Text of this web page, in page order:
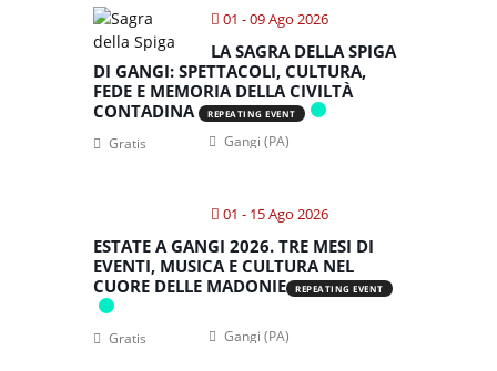
01 - 09 Ago 2026
LA SAGRA DELLA SPIGA
DI GANGI: SPETTACOLI, CULTURA,
FEDE E MEMORIA DELLA CIVILTÀ
CONTADINA
REPEATING EVENT
Gangi (PA)
Gratis
01 - 15 Ago 2026
ESTATE A GANGI 2026. TRE MESI DI
EVENTI, MUSICA E CULTURA NEL
CUORE DELLE MADONIE
REPEATING EVENT
Gangi (PA)
Gratis